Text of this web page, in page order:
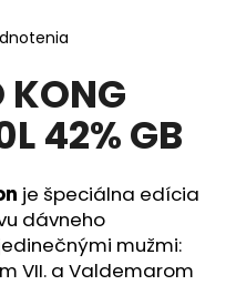
KONG
42% GB
je špeciálna edícia
dávneho
mužmi:
VII. a Valdemarom